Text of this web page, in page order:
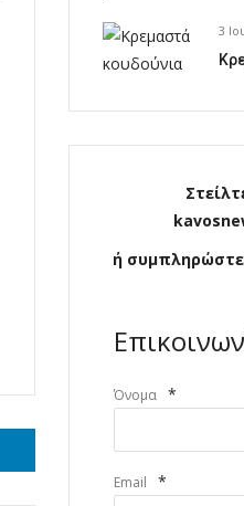
3
ή
Όνομα *
Email *